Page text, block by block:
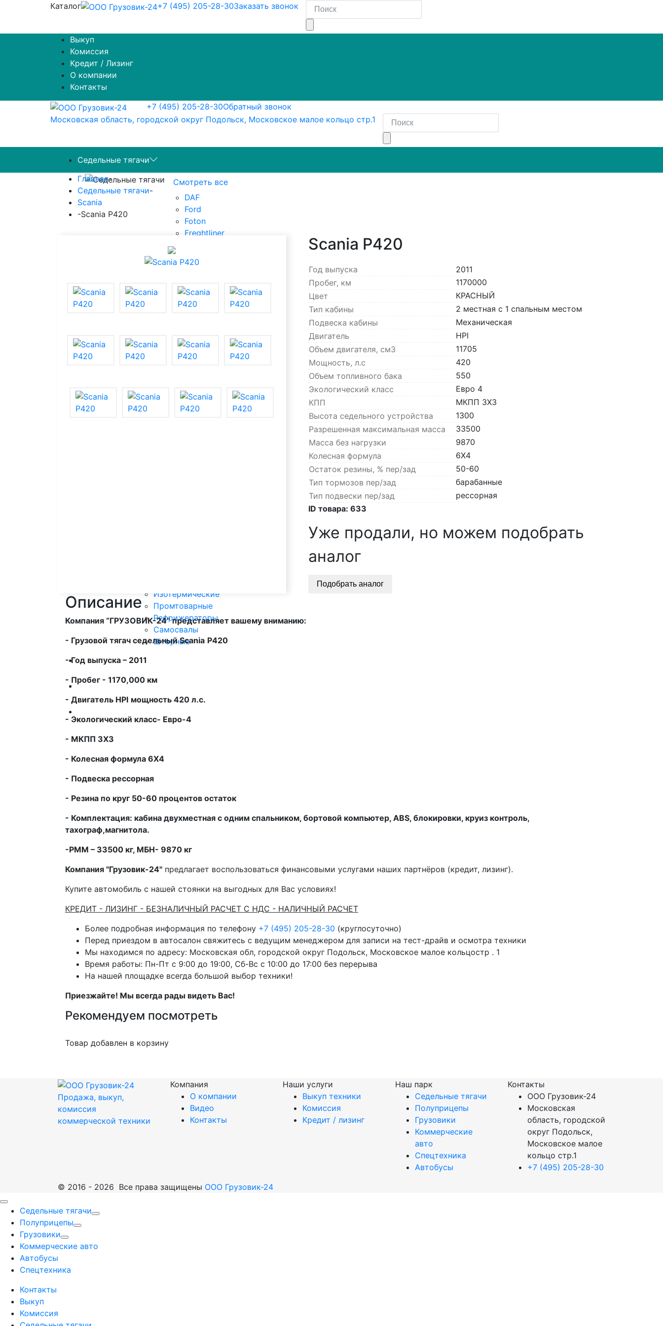
Каталог +7 (495) 205-28-30Заказать звонок
Выкуп
Комиссия
Кредит / Лизинг
О компании
Контакты
+7 (495) 205-28-30Обратный звонок
Московская область, городской округ Подольск, Московское малое кольцо стр.1
Седельные тягачи
Смотреть все
DAF
Ford
Foton
Freghtliner
Iveco
Mercedes-benz
Renault
Volvo
Камаз
Смотреть все
Изотермические
Промтоварные
Рефрижераторы
Самосвалы
Шторные
Коммерческие авто
Автобусы
Главная-
Седельные тягачи-
Scania
-Scania P420
Scania P420
Год выпуска
2011
Пробег, км
1170000
Цвет
КРАСНЫЙ
Тип кабины
2 местная с 1 спальным местом
Подвеска кабины
Механическая
Двигатель
HPI
Объем двигателя, см3
11705
Мощность, л.с
420
Объем топливного бака
550
Экологический класс
Евро 4
КПП
МКПП 3X3
Высота седельного устройства
1300
Разрешенная максимальная масса
33500
Масса без нагрузки
9870
Колесная формула
6Х4
Остаток резины, % пер/зад
50-60
Тип тормозов пер/зад
барабанные
Тип подвески пер/зад
рессорная
ID товара: 633
Уже продали, но можем подобрать
аналог
Подобрать аналог
Описание
Компания “ГРУЗОВИК-24” представляет вашему вниманию:
- Грузовой тягач седельныйScania Р420
- Год выпуска – 2011
- Пробег - 1170,000 км
- Двигатель HPI мощность 420 л.с.
- Экологический класс- Евро-4
- МКПП 3Х3
- Колесная формула 6Х4
- Подвеска рессорная
- Резина по круг 50-60 процентов остаток
- Комплектация: кабина двухместная с одним спальником, бортовой компьютер, ABS, блокировки, круиз контроль,
тахограф,магнитола.
-РММ – 33500 кг, МБН- 9870 кг
Компания "Грузовик-24" предлагает воспользоваться финансовыми услугами наших партнёров (кредит, лизинг).
Купите автомобиль с нашей стоянки на выгодных для Вас условиях!
КРЕДИТ - ЛИЗИНГ - БЕЗНАЛИЧНЫЙ РАСЧЕТ С НДС - НАЛИЧНЫЙ РАСЧЕТ
Более подробная информация по телефону +7 (495) 205-28-30 (круглосуточно)
Перед приездом в автосалон свяжитесь с ведущим менеджером для записи на тест-драйв и осмотра техники
Мы находимся по адресу: Московская обл, городской округ Подольск, Московское малое кольцостр . 1
Время работы: Пн-Пт с 9:00 до 19:00, Сб-Вс с 10:00 до 17:00 без перерыва
На нашей площадке всегда большой выбор техники!
Приезжайте! Мы всегда рады видеть Вас!
Рекомендуем посмотреть
Товар добавлен в корзину
Продажа, выкуп,
комиссия
коммерческой техники
Компания
О компании
Видео
Контакты
Наши услуги
Выкуп техники
Комиссия
Кредит / лизинг
Наш парк
Седельные тягачи
Полуприцепы
Грузовики
Коммерческие
авто
Спецтехника
Автобусы
Контакты
ООО Грузовик-24
Московская
область, городской
округ Подольск,
Московское малое
кольцо стр.1
+7 (495) 205-28-30
© 2016 - 2026 Все права защищены ООО Грузовик-24
Седельные тягачи
Полуприцепы
Грузовики
Коммерческие авто
Автобусы
Спецтехника
Контакты
Выкуп
Комиссия